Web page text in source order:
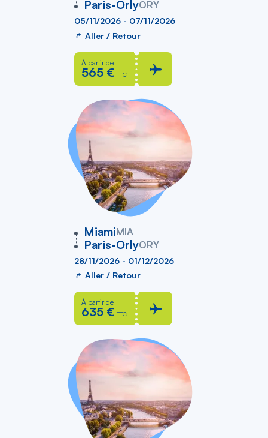
Paris-OrlyORY
05/11/2026 - 07/11/2026
Aller / Retour
À partir de
565 € TTC
MiamiMIA
vers
Paris-OrlyORY
28/11/2026 - 01/12/2026
Aller / Retour
À partir de
635 € TTC